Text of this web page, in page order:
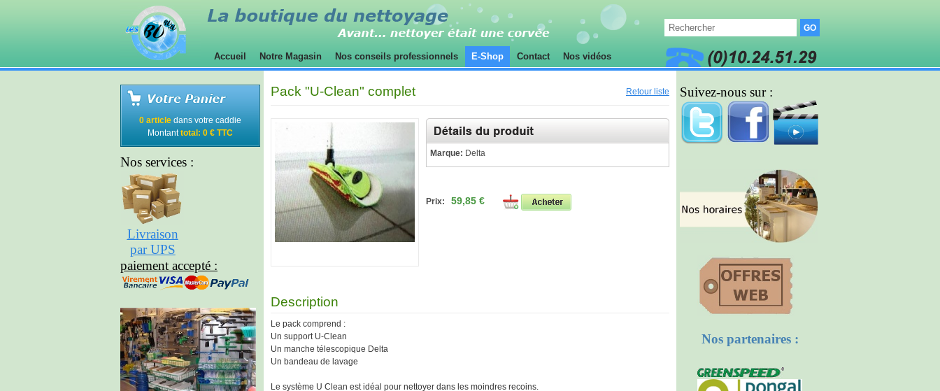
Accueil Notre Magasin Nos conseils professionnels E-Shop Contact Nos vidéos
0 article dans votre caddie
Montanttotal: 0 € TTC
Nos services :
Livraison
par UPS
paiement accepté :
Pack "U-Clean" complet Retour liste
Marque: Delta
Prix: 59,85 €
Description
Le pack comprend :
Un support U-Clean
Un manche télescopique Delta
Un bandeau de lavage
Le système U Clean est idéal pour nettoyer dans les moindres recoins.
Suivez-nous sur :
Nos partenaires :